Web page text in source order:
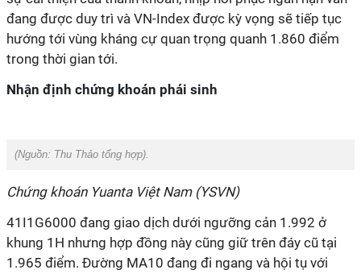
đang được duy trì và VN-Index được kỳ vọng sẽ tiếp tục
hướng tới vùng kháng cự quan trọng quanh 1.860 điểm
trong thời gian tới.
Nhận định chứng khoán phái sinh
(Nguồn: Thu Thảo tổng hợp).
Chứng khoán Yuanta Việt Nam (YSVN)
41I1G6000 đang giao dịch dưới ngưỡng cản 1.992 ở
khung 1H nhưng hợp đồng này cũng giữ trên đáy cũ tại
1.965 điểm. Đường MA10 đang đi ngang và hội tụ với